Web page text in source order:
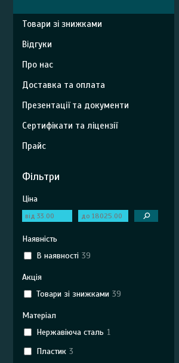
Товари зі знижками
Відгуки
Про нас
Доставка та оплата
Презентації та документи
Сертифікати та ліцензії
Прайс
Фільтри
Ціна
Наявність
В наявності 39
Акція
Товари зі знижками 39
Матеріал
Нержавіюча сталь 1
Пластик 3